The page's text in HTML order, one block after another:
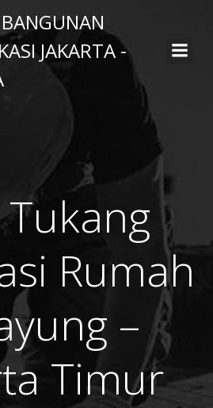
to
content
JAKARTA -
Tukang
Rumah
–
Timur